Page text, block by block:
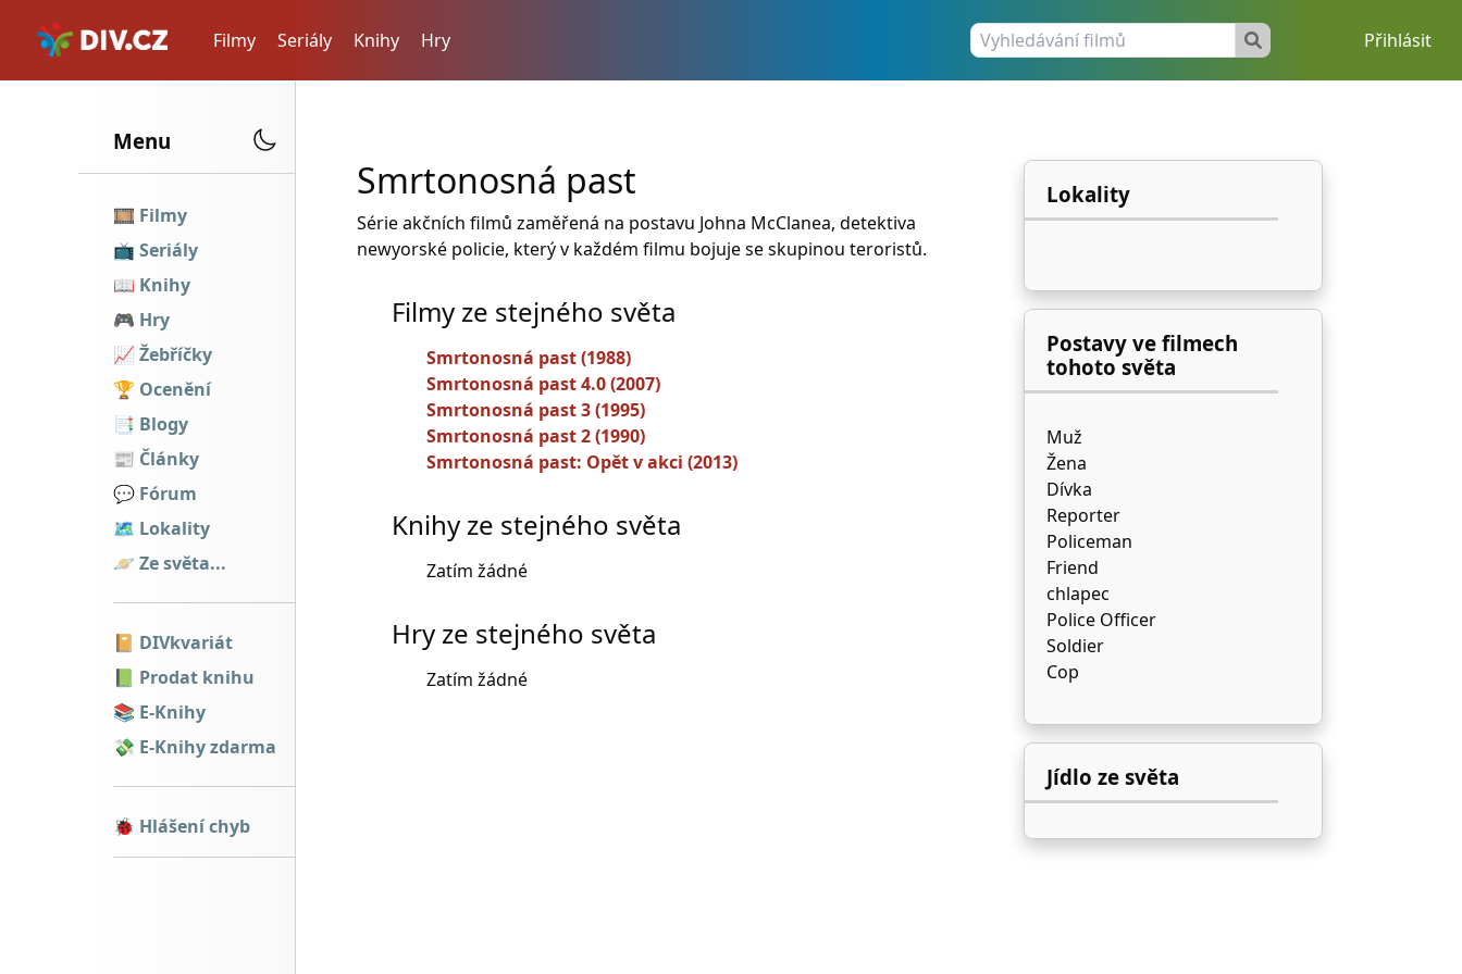
Filmy Seriály Knihy Hry Přihlásit
Menu
🎞️ Filmy
📺 Seriály
📖 Knihy
🎮 Hry
📈 Žebříčky
🏆 Ocenění
📑️ Blogy
📰️ Články
💬️ Fórum
🗺 Lokality
🪐 Ze světa...
📔️ DIVkvariát
📗 Prodat knihu
📚 E-Knihy
💸 E-Knihy zdarma
🐞 Hlášení chyb
Smrtonosná past
Série akčních filmů zaměřená na postavu Johna McClanea, detektiva
newyorské policie, který v každém filmu bojuje se skupinou teroristů.
Filmy ze stejného světa
Smrtonosná past (1988)
Smrtonosná past 4.0 (2007)
Smrtonosná past 3 (1995)
Smrtonosná past 2 (1990)
Smrtonosná past: Opět v akci (2013)
Knihy ze stejného světa
Zatím žádné
Hry ze stejného světa
Zatím žádné
Lokality
Postavy ve filmech
tohoto světa
Muž
Žena
Dívka
Reporter
Policeman
Friend
chlapec
Police Officer
Soldier
Cop
Jídlo ze světa